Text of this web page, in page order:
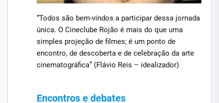
“Todos são bem-vindos a participar dessa jornada
única. O Cineclube Rojão é mais do que uma
simples projeção de filmes; é um ponto de
encontro, de descoberta e de celebração da arte
cinematográfica” (Flávio Reis – idealizador)
Encontros e debates